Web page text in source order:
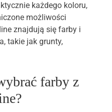
każdego koloru,
możliwości
znajdują się farby i
takie jak grunty,
farby z